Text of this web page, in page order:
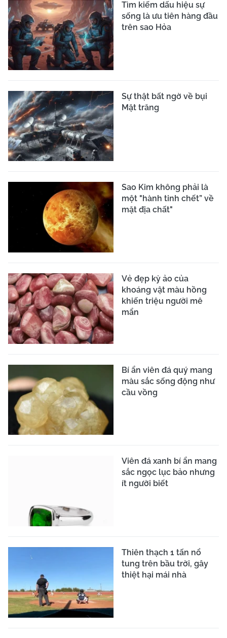
Tìm kiếm dấu hiệu sự
sống là ưu tiên hàng đầu
trên sao Hỏa
Sự thật bất ngờ về bụi
Mặt trăng
Sao Kim không phải là
một "hành tinh chết” về
mặt địa chất"
Vẻ đẹp kỳ ảo của
khoáng vật màu hồng
khiến triệu người mê
mẩn
Bí ẩn viên đá quý mang
màu sắc sống động như
cầu vồng
Viên đá xanh bí ẩn mang
sắc ngọc lục bảo nhưng
ít người biết
Thiên thạch 1 tấn nổ
tung trên bầu trời, gây
thiệt hại mái nhà